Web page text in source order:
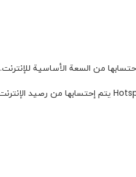
من السعة الأساسیة للإنترنت.